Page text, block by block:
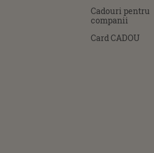
Cadouri pentru
companii
Card CADOU